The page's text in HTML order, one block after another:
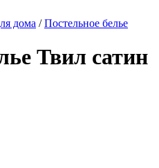
дома /Постельное белье
Твил сатин